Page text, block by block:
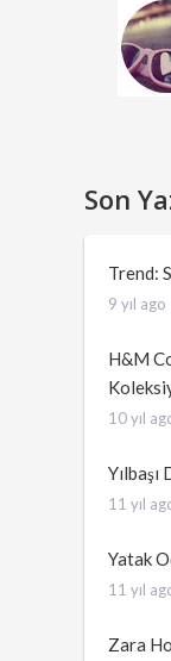
Son
Trend:
9 yıl ago
H&M
10 yıl
11 yıl
Yatak
11 yıl
Zara